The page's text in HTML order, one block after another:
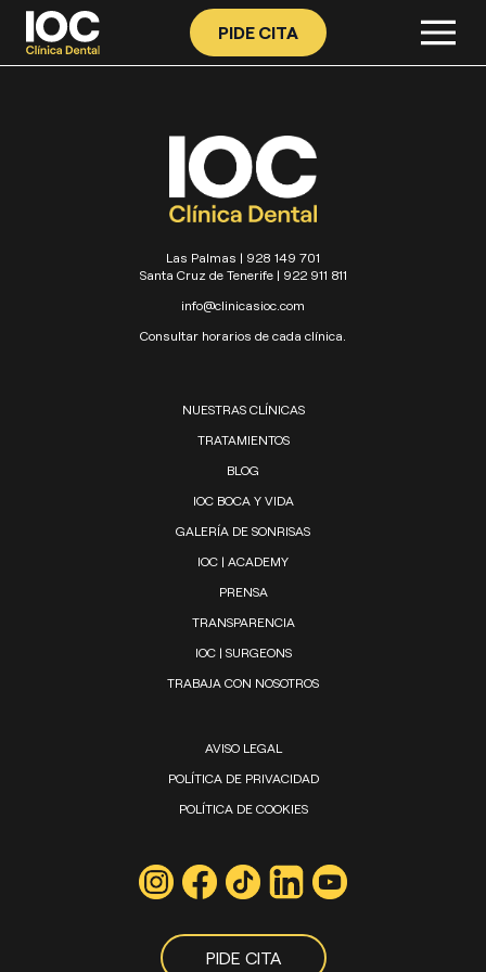
PIDE CITA
Las Palmas | 928 149 701
Santa Cruz de Tenerife | 922 911 811
info@clinicasioc.com
Consultar horarios de cada clínica.
NUESTRAS CLÍNICAS
TRATAMIENTOS
BLOG
IOC BOCA Y VIDA
GALERÍA DE SONRISAS
IOC | ACADEMY
PRENSA
TRANSPARENCIA
IOC | SURGEONS
TRABAJA CON NOSOTROS
AVISO LEGAL
POLÍTICA DE PRIVACIDAD
POLÍTICA DE COOKIES
PIDE CITA